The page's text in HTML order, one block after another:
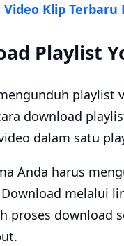
Video Klip Terbaru
Playlist
playlist
download
dalam satu
Anda harus
melalui
proses download